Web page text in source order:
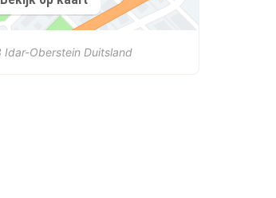
Idar-Oberstein Duitsland